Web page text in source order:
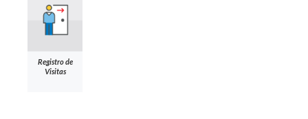
Registro de
Visitas